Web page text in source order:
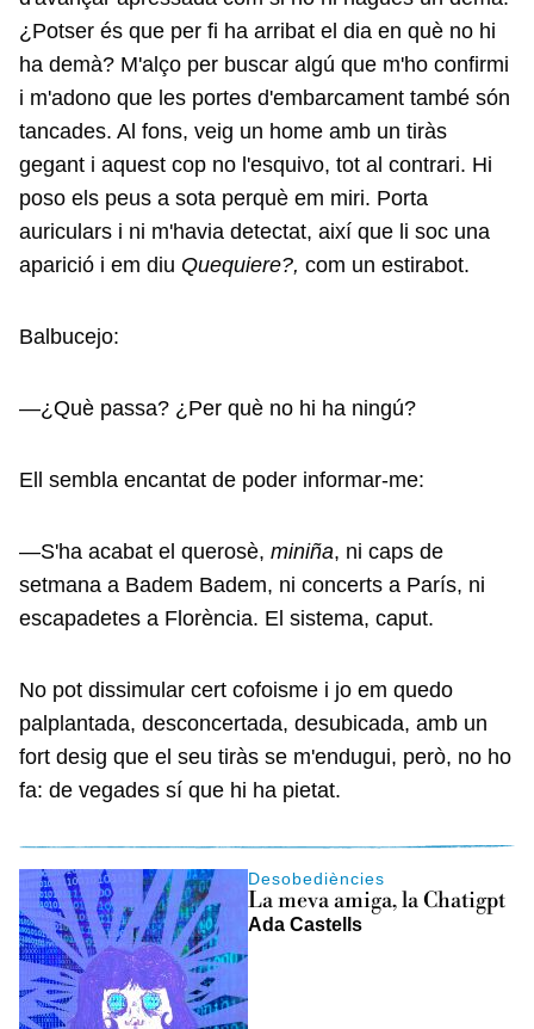
¿Potser és que per fi ha arribat el dia en què no hi
ha demà? M'alço per buscar algú que m'ho confirmi
i m'adono que les portes d'embarcament també són
tancades. Al fons, veig un home amb un tiràs
gegant i aquest cop no l'esquivo, tot al contrari. Hi
poso els peus a sota perquè em miri. Porta
auriculars i ni m'havia detectat, així que li soc una
aparició i em diu Quequiere?, com un estirabot.
Balbucejo:
—¿Què passa? ¿Per què no hi ha ningú?
Ell sembla encantat de poder informar-me:
—S'ha acabat el querosè, miniña, ni caps de
setmana a Badem Badem, ni concerts a París, ni
escapadetes a Florència. El sistema, caput.
No pot dissimular cert cofoisme i jo em quedo
palplantada, desconcertada, desubicada, amb un
fort desig que el seu tiràs se m'endugui, però, no ho
fa: de vegades sí que hi ha pietat.
Desobediències
La meva amiga, la Chatigpt
Ada Castells